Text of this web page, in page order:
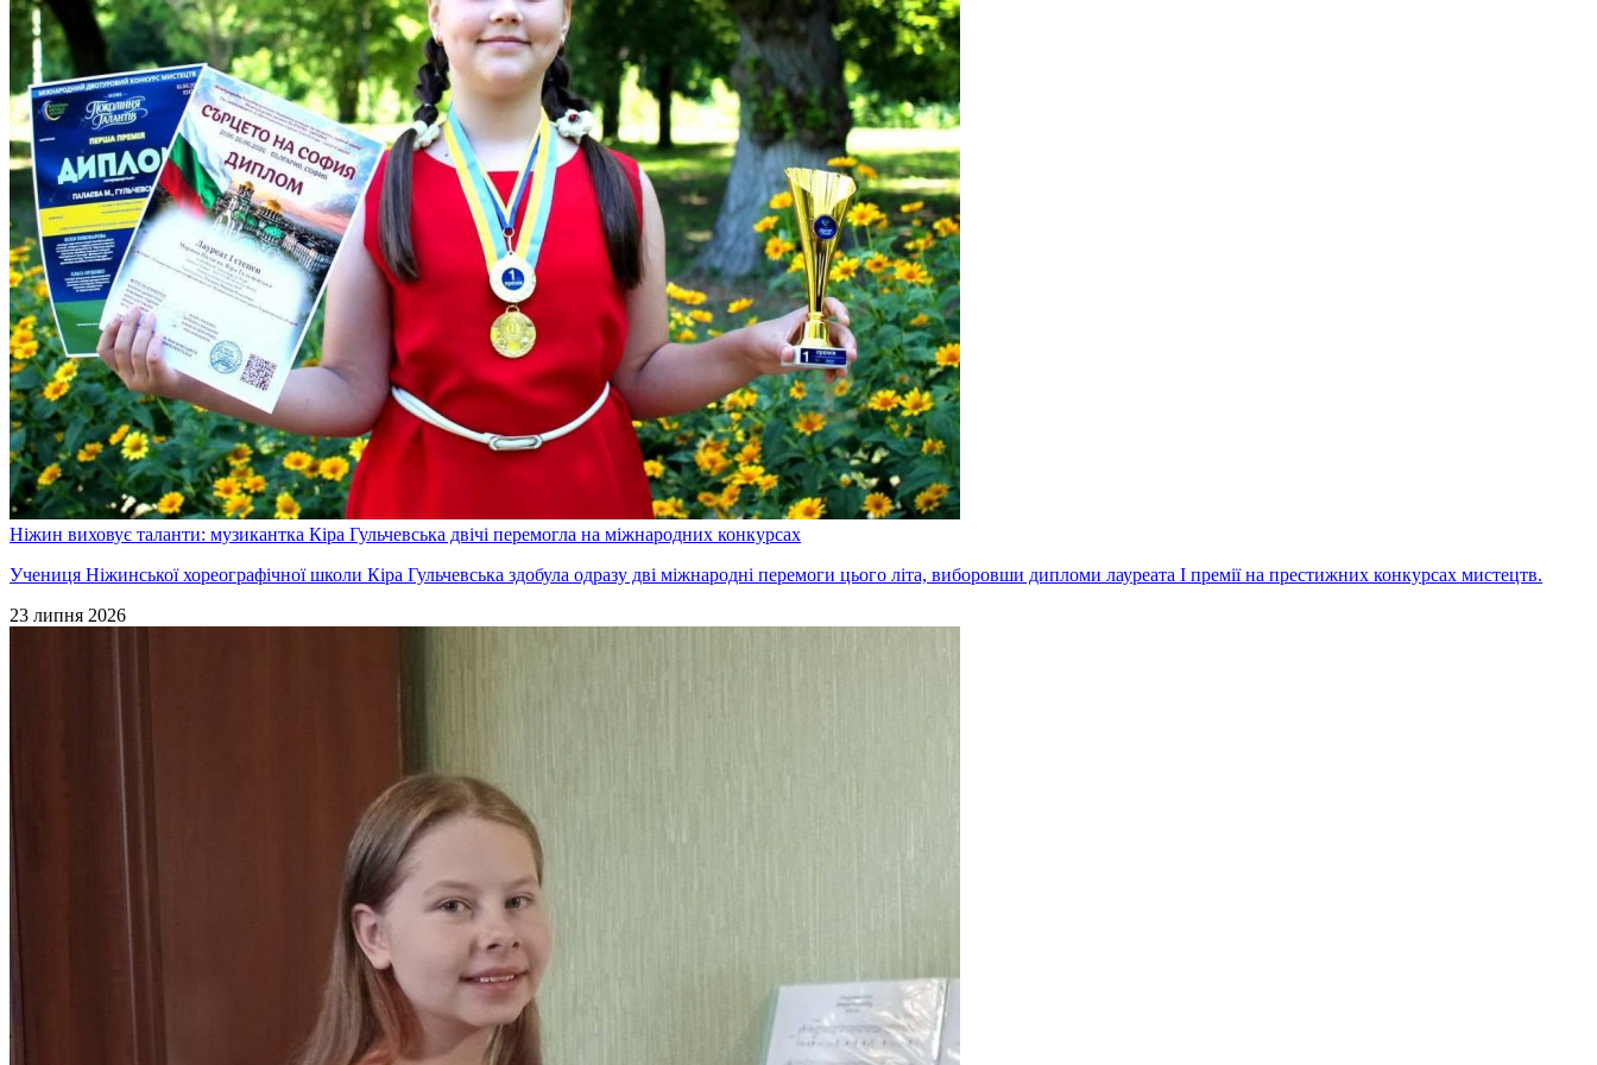
Ніжин виховує таланти: музикантка Кіра Гульчевська двічі перемогла на міжнародних конкурсах
Учениця Ніжинської хореографічної школи Кіра Гульчевська здобула одразу дві міжнародні перемоги цього літа, виборовши дипломи лауреата І премії на престижних конкурсах мистецтв.
23 липня 2026